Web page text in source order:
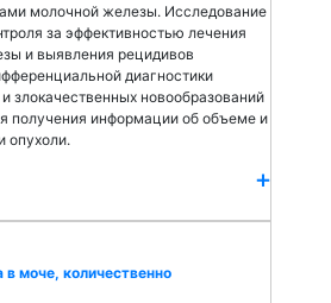
молочной железы. Исследование
за эффективностью лечения
и выявления рецидивов
диагностики
злокачественных новообразований
получения информации об объеме и
опухоли.
моче, количественно